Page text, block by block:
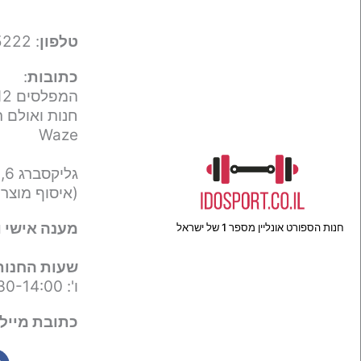
חנות הספורט אונליין מספר 1 של ישראל
טלפון: 050-9695222
כתובות:
המפלסים 12,
חנות
Waze
גליקסברג 6,
(איסוף
מענה אישי
שעות
ו': 09:30-14:00
כתובת